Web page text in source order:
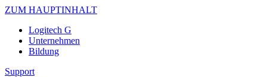
ZUM HAUPTINHALT
Logitech G
Unternehmen
Bildung
Support